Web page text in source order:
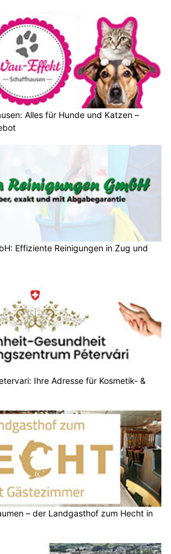
Alles für Hunde und Katzen –
Effiziente Reinigungen in Zug und
Ihre Adresse für Kosmetik- &
– der Landgasthof zum Hecht in